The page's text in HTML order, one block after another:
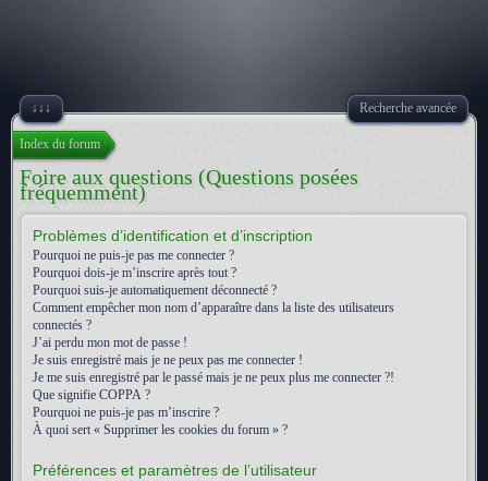
↓↓↓ Recherche avancée
Index du forum
Foire aux questions (Questions posées
fréquemment)
Problèmes d’identification et d’inscription
Pourquoi ne puis-je pas me connecter ?
Pourquoi dois-je m’inscrire après tout ?
Pourquoi suis-je automatiquement déconnecté ?
Comment empêcher mon nom d’apparaître dans la liste des utilisateurs
connectés ?
J’ai perdu mon mot de passe !
Je suis enregistré mais je ne peux pas me connecter !
Je me suis enregistré par le passé mais je ne peux plus me connecter ?!
Que signifie COPPA ?
Pourquoi ne puis-je pas m’inscrire ?
À quoi sert « Supprimer les cookies du forum » ?
Préférences et paramètres de l’utilisateur